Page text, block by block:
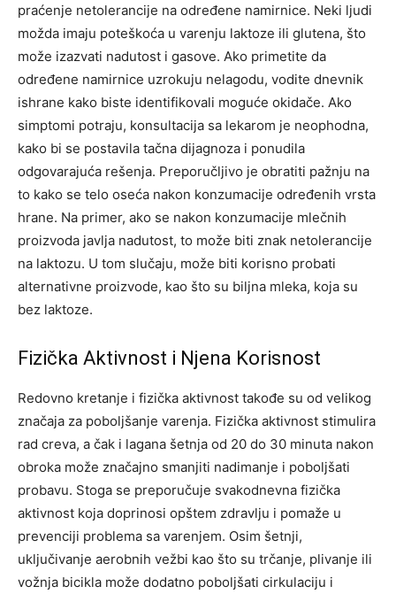
praćenje netolerancije na određene namirnice. Neki ljudi
možda imaju poteškoća u varenju laktoze ili glutena, što
može izazvati nadutost i gasove. Ako primetite da
određene namirnice uzrokuju nelagodu, vodite dnevnik
ishrane kako biste identifikovali moguće okidače. Ako
simptomi potraju, konsultacija sa lekarom je neophodna,
kako bi se postavila tačna dijagnoza i ponudila
odgovarajuća rešenja. Preporučljivo je obratiti pažnju na
to kako se telo oseća nakon konzumacije određenih vrsta
hrane. Na primer, ako se nakon konzumacije mlečnih
proizvoda javlja nadutost, to može biti znak netolerancije
na laktozu. U tom slučaju, može biti korisno probati
alternativne proizvode, kao što su biljna mleka, koja su
bez laktoze.
Fizička Aktivnost i Njena Korisnost
Redovno kretanje i fizička aktivnost takođe su od velikog
značaja za poboljšanje varenja. Fizička aktivnost stimulira
rad creva, a čak i lagana šetnja od 20 do 30 minuta nakon
obroka može značajno smanjiti nadimanje i poboljšati
probavu. Stoga se preporučuje svakodnevna fizička
aktivnost koja doprinosi opštem zdravlju i pomaže u
prevenciji problema sa varenjem. Osim šetnji,
uključivanje aerobnih vežbi kao što su trčanje, plivanje ili
vožnja bicikla može dodatno poboljšati cirkulaciju i